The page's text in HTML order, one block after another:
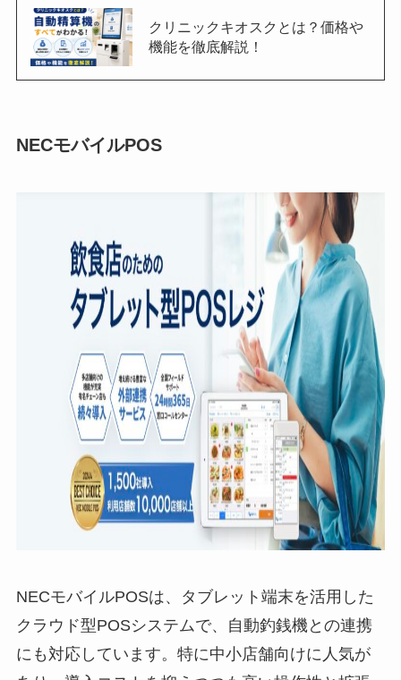
クリニックキオスクとは？価格や
機能を徹底解説！
NECモバイルPOS
NECモバイルPOSは、タブレット端末を活用した
クラウド型POSシステムで、自動釣銭機との連携
にも対応しています。特に中小店舗向けに人気が